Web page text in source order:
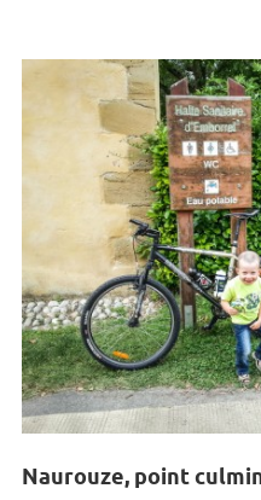
Naurouze, point